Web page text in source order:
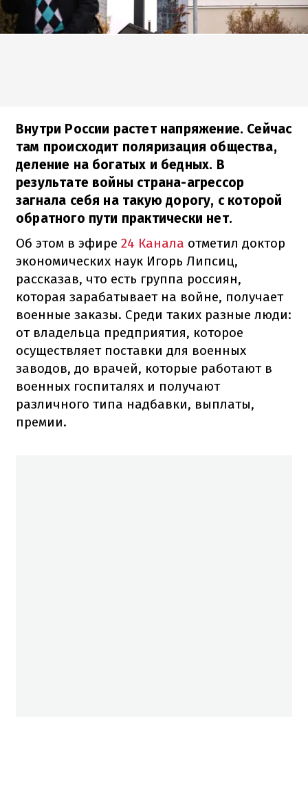
Внутри России растет напряжение. Сейчас
там происходит поляризация общества,
деление на богатых и бедных. В
результате войны страна-агрессор
загнала себя на такую дорогу, с которой
обратного пути практически нет.
Об этом в эфире 24 Канала отметил доктор
экономических наук Игорь Липсиц,
рассказав, что есть группа россиян,
которая зарабатывает на войне, получает
военные заказы. Среди таких разные люди:
от владельца предприятия, которое
осуществляет поставки для военных
заводов, до врачей, которые работают в
военных госпиталях и получают
различного типа надбавки, выплаты,
премии.